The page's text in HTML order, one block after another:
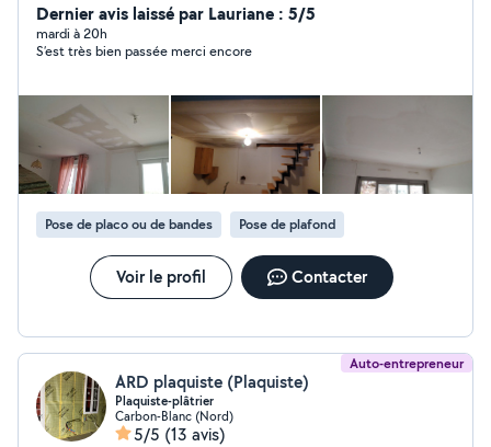
domaine . je suis motivé et sérieux. Je peux monter et
démonter cloison, plafond, doublage, peindre des Murs
, peinture intérieure et extérieure, ratissage, enduire
démontage meubles, pose clôture, pose du lino , pose
du parquet, création des niches....installation des
rideaux ...ect. Je vous garanties du bon boulot.
Déplacement pour la visite, Devis gratuit. intervenir dans
la Gironde. Le bon choix fait la différence! Merci de
votre attention :) Pour un devis gratuit et discuter de
vos projets appel moi au 07 85 quatre vingt quatorze 67
32. Merci.
Dernier avis laissé par Lauriane : 5/5
mardi à 20h
S’est très bien passée merci encore
Pose de placo ou de bandes Pose de plafond
Voir le profil Contacter
Auto-entrepreneur
ARD plaquiste (Plaquiste)
Plaquiste-plâtrier
Carbon-Blanc (Nord)
5/5 (13 avis)